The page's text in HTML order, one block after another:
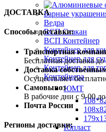
Барные
Ведра
ВСП Стакан
ВСП Контейнер
Контейнер для
Контейнер для
Контейнер для
Контейнера
ЮМТ
Юпласт
ДОСТАВКА
Способы доставки:
Транспортная
Бесплатная доставка
Доставка
Осуществляет
Самовывоз
В рабочие дни с 9-00
Почта России
Регионы доставки: